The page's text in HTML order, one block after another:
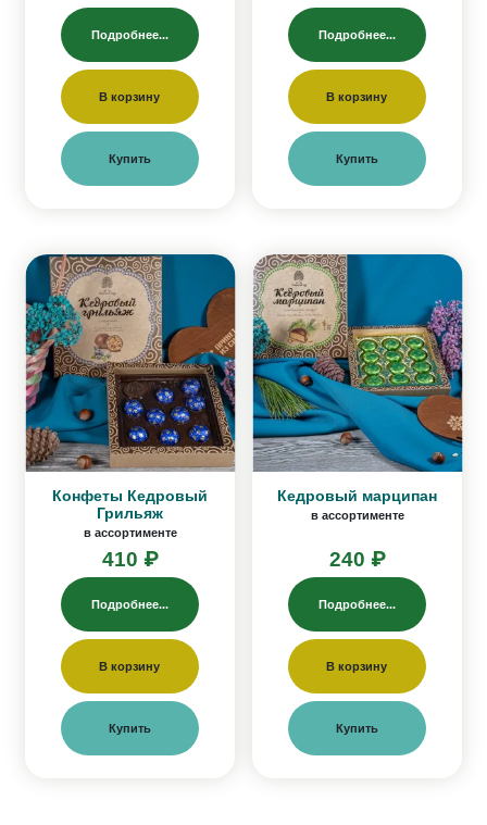
Подробнее...
В корзину
Купить
Подробнее...
В корзину
Купить
Конфеты Кедровый
Грильяж
в ассортименте
410 ₽
Подробнее...
В корзину
Купить
Кедровый марципан
в ассортименте
240 ₽
Подробнее...
В корзину
Купить